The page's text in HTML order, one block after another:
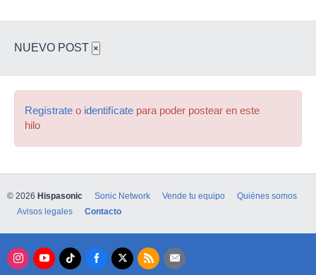
NUEVO POST ×
Regístrate o identifícate para poder postear en este
hilo
© 2026 Hispasonic Sonic Network Vende tu equipo
Quiénes somos
Avisos legales
Contacto